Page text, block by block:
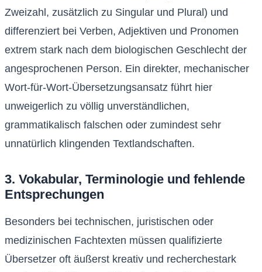
Zweizahl, zusätzlich zu Singular und Plural) und
differenziert bei Verben, Adjektiven und Pronomen
extrem stark nach dem biologischen Geschlecht der
angesprochenen Person. Ein direkter, mechanischer
Wort-für-Wort-Übersetzungsansatz führt hier
unweigerlich zu völlig unverständlichen,
grammatikalisch falschen oder zumindest sehr
unnatürlich klingenden Textlandschaften.
3. Vokabular, Terminologie und fehlende
Entsprechungen
Besonders bei technischen, juristischen oder
medizinischen Fachtexten müssen qualifizierte
Übersetzer oft äußerst kreativ und recherchestark